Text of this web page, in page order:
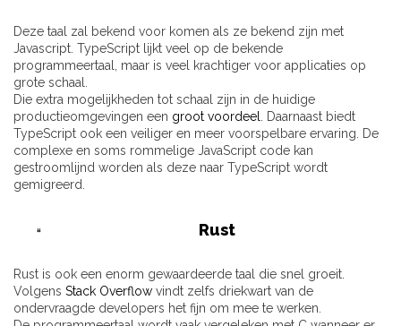
Deze taal zal bekend voor komen als ze bekend zijn met
Javascript. TypeScript lijkt veel op de bekende
programmeertaal, maar is veel krachtiger voor applicaties op
grote schaal.
Die extra mogelijkheden tot schaal zijn in de huidige
productieomgevingen een groot voordeel. Daarnaast biedt
TypeScript ook een veiliger en meer voorspelbare ervaring. De
complexe en soms rommelige JavaScript code kan
gestroomlijnd worden als deze naar TypeScript wordt
gemigreerd.
Rust
Rust is ook een enorm gewaardeerde taal die snel groeit.
Volgens Stack Overflow vindt zelfs driekwart van de
ondervraagde developers het fijn om mee te werken.